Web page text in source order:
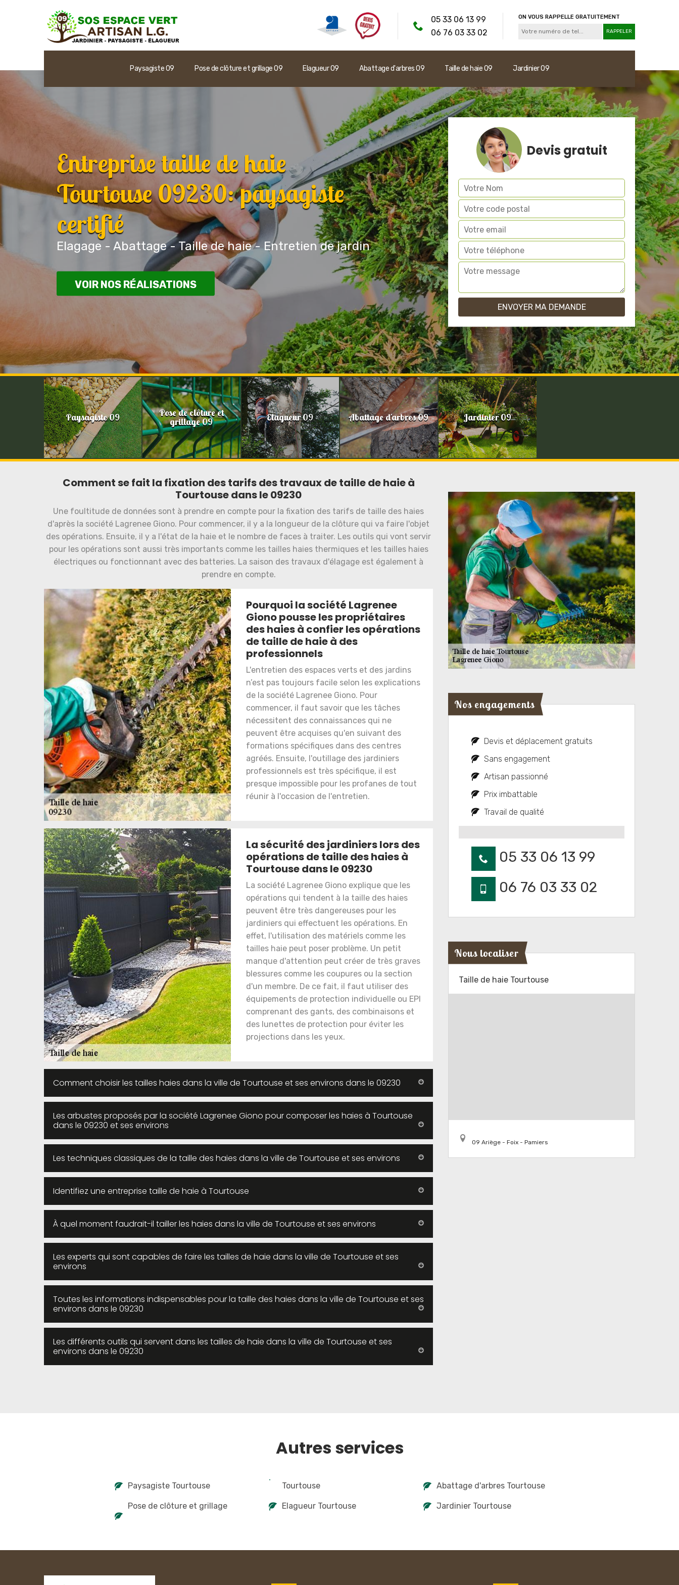
05 33 06 13 99
06 76 03 33 02
ON VOUS RAPPELLE GRATUITEMENT
Paysagiste 09 Pose de clôture et grillage 09 Elagueur 09 Abattage d'arbres 09 Taille de haie 09 Jardinier 09
Entreprise taille de haie
Tourtouse 09230: paysagiste
certifié
Elagage - Abattage - Taille de haie - Entretien de jardin
VOIR NOS RÉALISATIONS
Devis gratuit
Paysagiste 09 Pose de clôture et
grillage 09 Elagueur 09 Abattage d'arbres 09 Jardinier 09
Comment se fait la fixation des tarifs des travaux de taille de haie à
Tourtouse dans le 09230
Une foultitude de données sont à prendre en compte pour la fixation des tarifs de taille des haies
d'après la société Lagrenee Giono. Pour commencer, il y a la longueur de la clôture qui va faire l'objet
des opérations. Ensuite, il y a l'état de la haie et le nombre de faces à traiter. Les outils qui vont servir
pour les opérations sont aussi très importants comme les tailles haies thermiques et les tailles haies
électriques ou fonctionnant avec des batteries. La saison des travaux d'élagage est également à
prendre en compte.
Pourquoi la société Lagrenee
Giono pousse les propriétaires
des haies à confier les opérations
de taille de haie à des
professionnels
L'entretien des espaces verts et des jardins
n’est pas toujours facile selon les explications
de la société Lagrenee Giono. Pour
commencer, il faut savoir que les tâches
nécessitent des connaissances qui ne
peuvent être acquises qu'en suivant des
formations spécifiques dans des centres
agréés. Ensuite, l'outillage des jardiniers
professionnels est très spécifique, il est
presque impossible pour les profanes de tout
réunir à l'occasion de l'entretien.
La sécurité des jardiniers lors des
opérations de taille des haies à
Tourtouse dans le 09230
La société Lagrenee Giono explique que les
opérations qui tendent à la taille des haies
peuvent être très dangereuses pour les
jardiniers qui effectuent les opérations. En
effet, l'utilisation des matériels comme les
tailles haie peut poser problème. Un petit
manque d'attention peut créer de très graves
blessures comme les coupures ou la section
d'un membre. De ce fait, il faut utiliser des
équipements de protection individuelle ou EPI
comprenant des gants, des combinaisons et
des lunettes de protection pour éviter les
projections dans les yeux.
Comment choisir les tailles haies dans la ville de Tourtouse et ses environs dans le 09230
Les arbustes proposés par la société Lagrenee Giono pour composer les haies à Tourtouse
dans le 09230 et ses environs
Les techniques classiques de la taille des haies dans la ville de Tourtouse et ses environs
Identifiez une entreprise taille de haie à Tourtouse
À quel moment faudrait-il tailler les haies dans la ville de Tourtouse et ses environs
Les experts qui sont capables de faire les tailles de haie dans la ville de Tourtouse et ses
environs
Toutes les informations indispensables pour la taille des haies dans la ville de Tourtouse et ses
environs dans le 09230
Les différents outils qui servent dans les tailles de haie dans la ville de Tourtouse et ses
environs dans le 09230
Nos engagements
Devis et déplacement gratuits
Sans engagement
Artisan passionné
Prix imbattable
Travail de qualité
05 33 06 13 99
06 76 03 33 02
Nous localiser
Taille de haie Tourtouse
09 Ariège - Foix - Pamiers
Autres services
Paysagiste Tourtouse
Pose de clôture et grillage
Tourtouse
Elagueur Tourtouse
Abattage d'arbres Tourtouse
Jardinier Tourtouse